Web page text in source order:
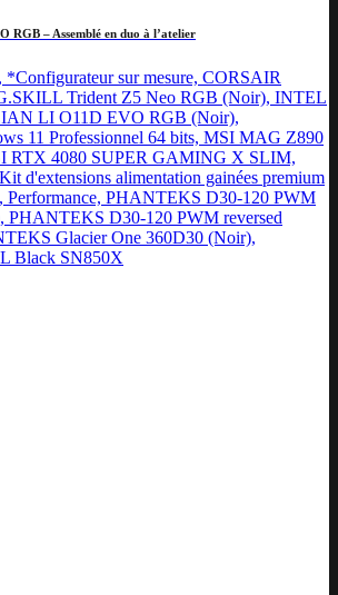
RGB – Assemblé en duo à l’atelier
sur mesure, CORSAIR
Trident Z5 Neo RGB (Noir), INTEL
LI O11D EVO RGB (Noir),
11 Professionnel 64 bits, MSI MAG Z890
RTX 4080 SUPER GAMING X SLIM,
d'extensions alimentation gainées premium
Performance, PHANTEKS D30-120 PWM
PHANTEKS D30-120 PWM reversed
Glacier One 360D30 (Noir),
Black SN850X